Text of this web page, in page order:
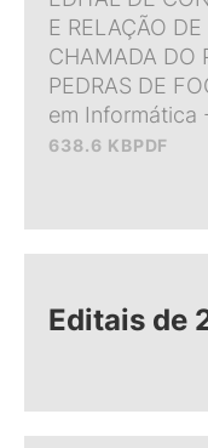
638.6 KBPDF
E RELAÇÃO
CHAMADA DO
PEDRAS DE
em Informática
Editais de